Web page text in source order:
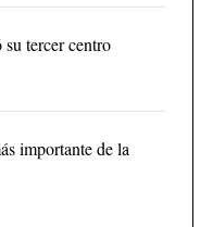
tercer centro
importante de la